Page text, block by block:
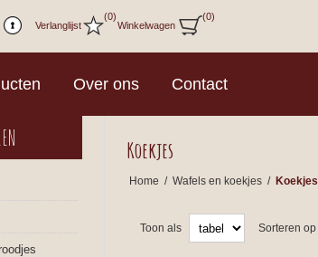
Verlanglijst
(0)
Winkelwagen
(0)
Over ons Contact
Koekjes
Home / Wafels en koekjes / Koekjes
Toon als Sorteren op